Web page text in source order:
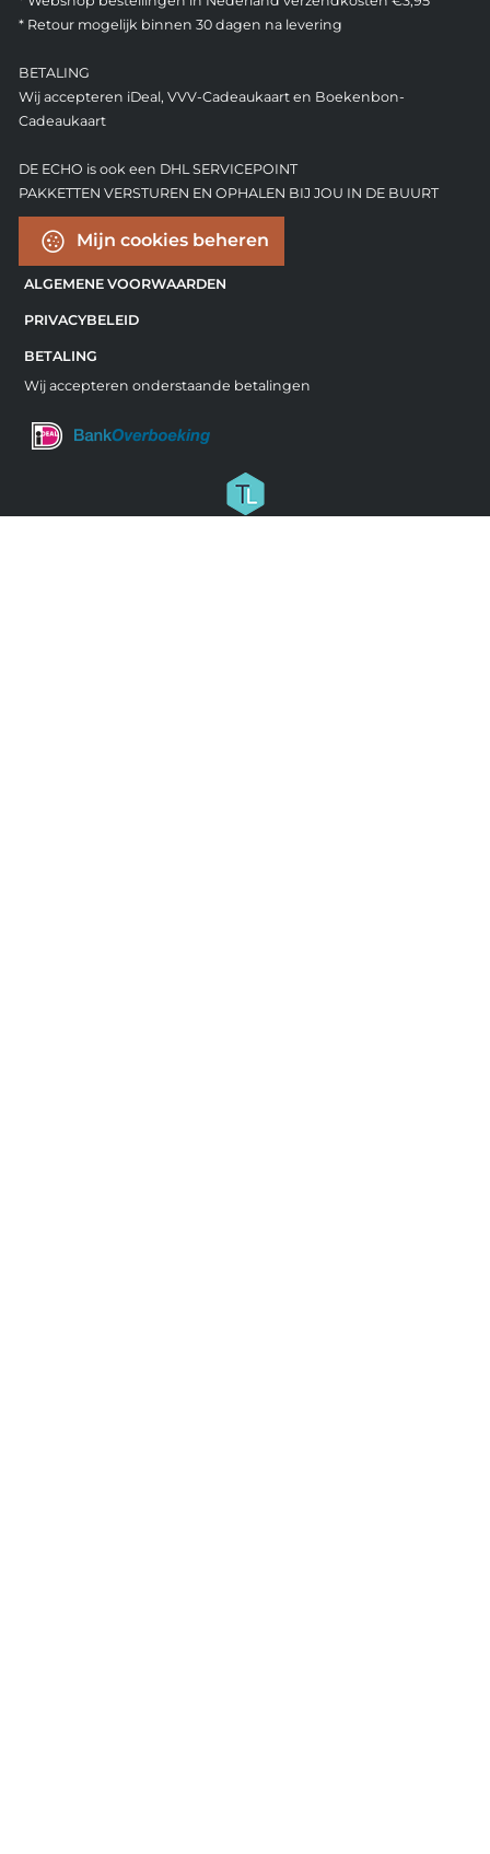
* Retour mogelijk binnen 30 dagen na levering
BETALING
Wij accepteren iDeal, VVV-Cadeaukaart en Boekenbon-
Cadeaukaart
DE ECHO is ook een DHL SERVICEPOINT
PAKKETTEN VERSTUREN EN OPHALEN BIJ JOU IN DE BUURT
Mijn cookies beheren
ALGEMENE VOORWAARDEN
PRIVACYBELEID
BETALING
Wij accepteren onderstaande betalingen